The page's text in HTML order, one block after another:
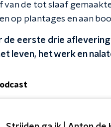
van de tot slaaf
op plantages en aan
de eerste drie
leven, het werk en